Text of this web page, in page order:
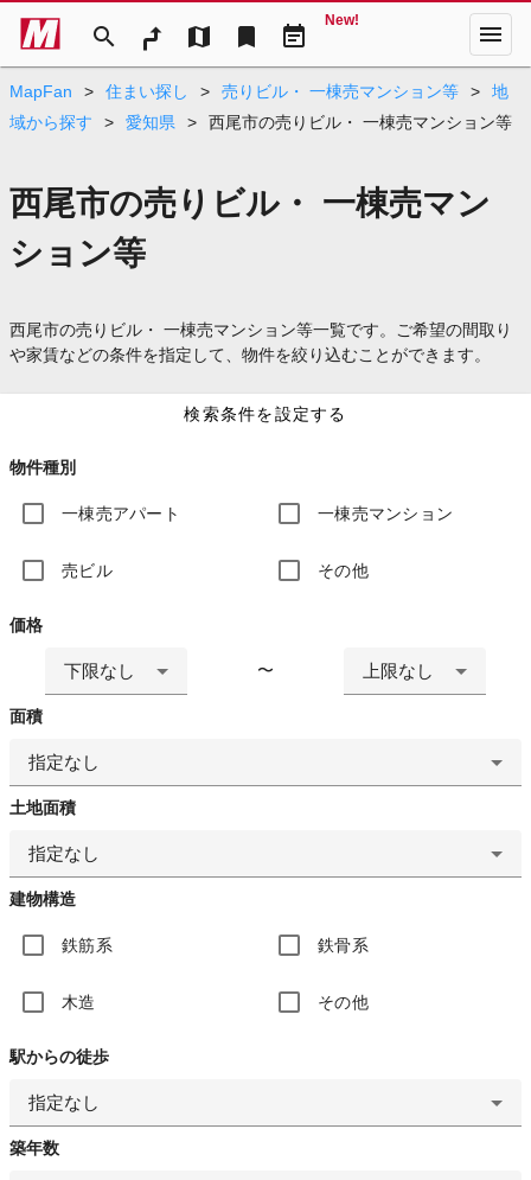
search map bookmark event_note
New! menu
MapFan > 住まい探し > 売りビル・ 一棟売マンション等 >
地
域から探す
> 愛知県 > 西尾市の売りビル・ 一棟売マンション等
西尾市の売りビル・ 一棟売マン
ション等
西尾市の売りビル・ 一棟売マンション等一覧です。ご希望の間取り
や家賃などの条件を指定して、物件を絞り込むことができます。
検索条件を設定する
物件種別
一棟売アパート 一棟売マンション
売ビル その他
価格
下限なし 〜 上限なし
面積
指定なし
土地面積
指定なし
建物構造
鉄筋系 鉄骨系
木造 その他
駅からの徒歩
指定なし
築年数